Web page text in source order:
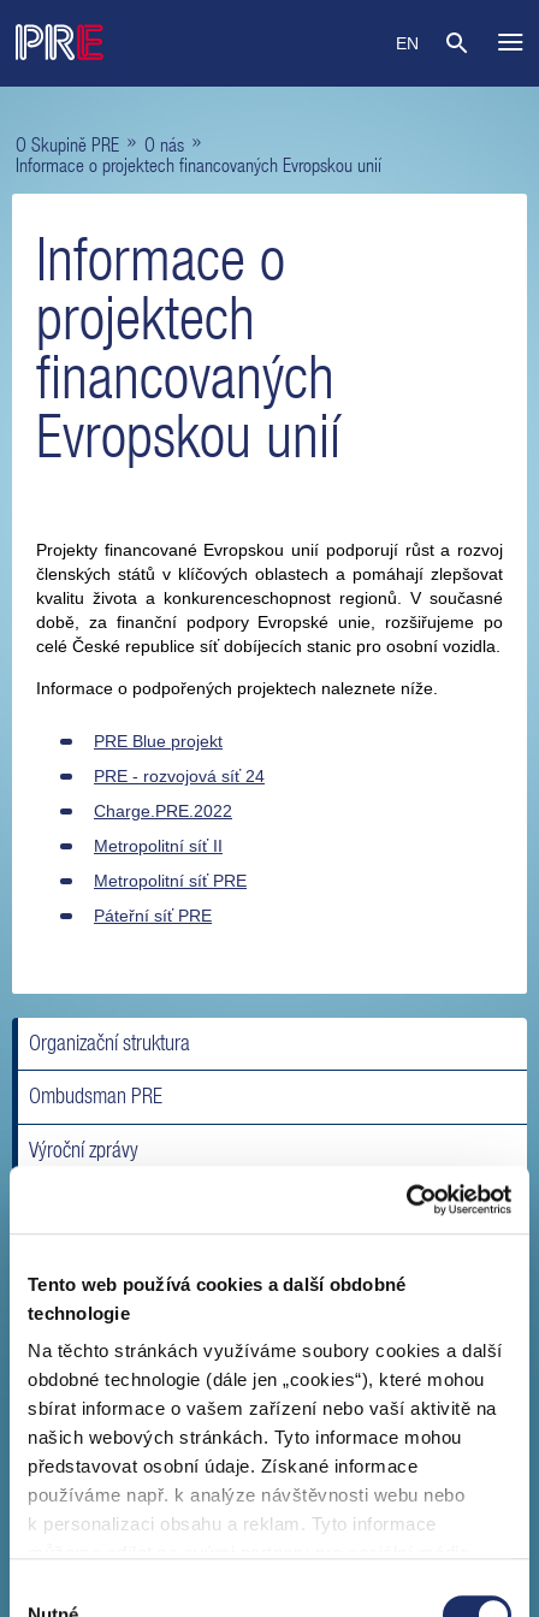
Tento web používá cookies a další obdobné
technologie
Na těchto stránkách využíváme soubory cookies a další
obdobné technologie (dále jen „cookies“), které mohou
sbírat informace o vašem zařízení nebo vaší aktivitě na
našich webových stránkách. Tyto informace mohou
představovat osobní údaje. Získané informace
používáme např. k analýze návštěvnosti webu nebo
k personalizaci obsahu a reklam. Tyto informace
s dalšími informacemi, které jste jim poskytli nebo které
EN
O Skupině PRE » O nás »
Informace o projektech financovaných Evropskou unií
Informace o
projektech
financovaných
Evropskou unií
Projekty financované Evropskou unií podporují růst a rozvoj
členských států v klíčových oblastech a pomáhají zlepšovat
kvalitu života a konkurenceschopnost regionů. V současné
době, za finanční podpory Evropské unie, rozšiřujeme po
celé České republice síť dobíjecích stanic pro osobní vozidla.
Informace o podpořených projektech naleznete níže.
PRE Blue projekt
PRE - rozvojová síť 24
Charge.PRE.2022
Metropolitní síť II
Metropolitní síť PRE
Páteřní síť PRE
Organizační struktura
Ombudsman PRE
Výroční zprávy
Pro akcionáře
Udržitelnost
Účast na veletrzích
Historie PRE
Ocenění